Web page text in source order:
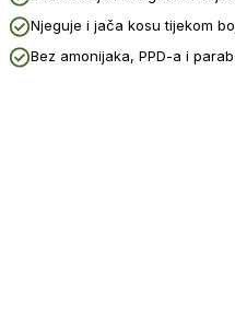
Njeguje i jača kosu tijekom
Bez amonijaka, PPD-a i